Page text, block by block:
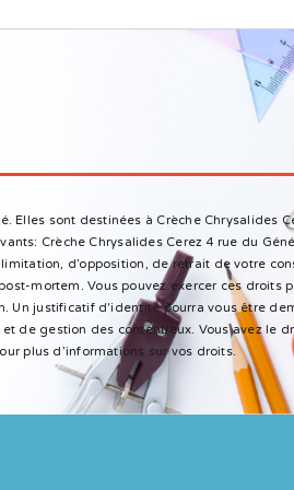
Elles sont destinées à Crèche Chrysalides
Crèche Chrysalides Cerez 4 rue du
d’opposition, de retrait de votre
mortem. Vous pouvez exercer ces droits
Un justificatif d'identité pourra vous être
de gestion des contentieux. Vous avez le
plus d’informations sur vos droits.